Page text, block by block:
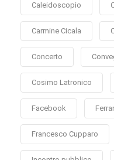
Caleidoscopio
Carmine Cicala
Concerto
Cosimo Latronico
Facebook
Francesco Cupparo